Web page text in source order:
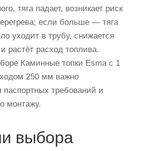
тяга падает, возникает риск
если больше — тяга
уходит в трубу, снижается
растёт расход топлива.
Каминные топки Esma с 1
250 мм важно
паспортных требований и
монтажу.
выбора